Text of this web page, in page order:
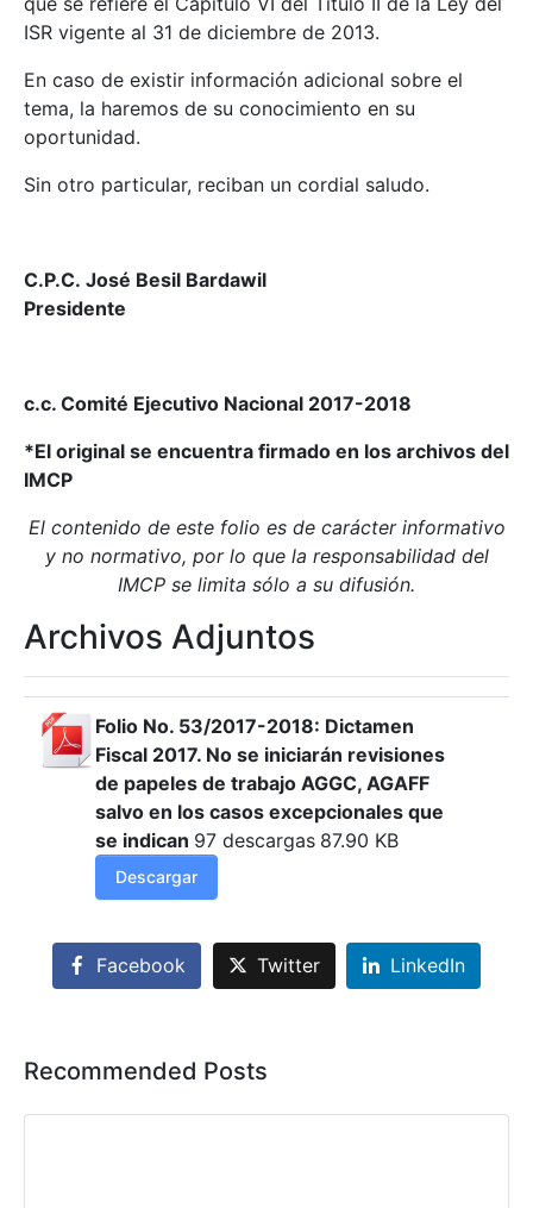
ISR vigente al 31 de diciembre de 2013.
En caso de existir información adicional sobre el
tema, la haremos de su conocimiento en su
oportunidad.
Sin otro particular, reciban un cordial saludo.
C.P.C. José Besil Bardawil
Presidente
c.c. Comité Ejecutivo Nacional 2017-2018
*El original se encuentra firmado en los archivos del
IMCP
El contenido de este folio es de carácter informativo
y no normativo, por lo que la responsabilidad del
IMCP se limita sólo a su difusión.
Archivos Adjuntos
Folio No. 53/2017-2018: Dictamen
Fiscal 2017. No se iniciarán revisiones
de papeles de trabajo AGGC, AGAFF
salvo en los casos excepcionales que
se indican 97 descargas 87.90 KB
Descargar
Facebook Twitter LinkedIn
Recommended Posts